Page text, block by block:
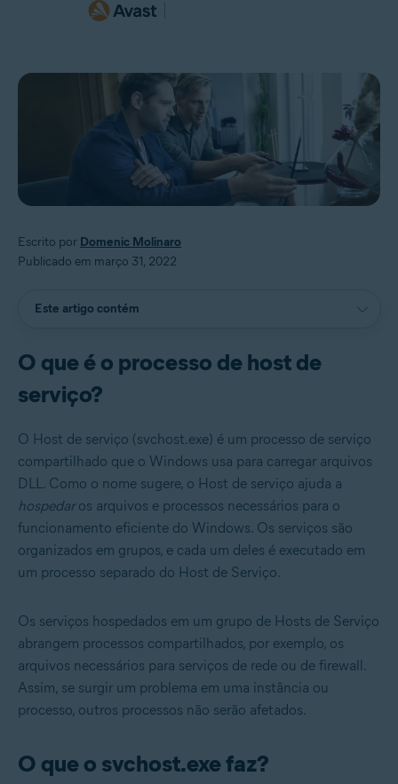
Escrito por Domenic Molinaro
Publicado em março 31, 2022
Este artigo contém
O que é o processo de host de
serviço?
O Host de serviço (svchost.exe) é um processo de serviço
compartilhado que o Windows usa para carregar arquivos
DLL. Como o nome sugere, o Host de serviço ajuda a
hospedaros arquivos e processos necessários para o
funcionamento eficiente do Windows. Os serviços são
organizados em grupos, e cada um deles é executado em
um processo separado do Host de Serviço.
Os serviços hospedados em um grupo de Hosts de Serviço
abrangem processos compartilhados, por exemplo, os
arquivos necessários para serviços de rede ou de firewall.
Assim, se surgir um problema em uma instância ou
processo, outros processos não serão afetados.
O que o svchost.exe faz?